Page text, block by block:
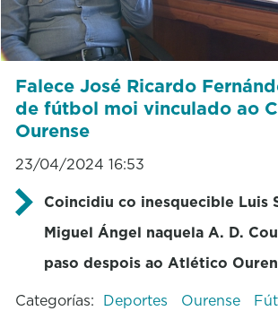
Falece José Ricardo
de fútbol moi vinculado ao
Ourense
23/04/2024 16:53
Coincidiu co inesquecible Luis
Miguel Ángel naquela A. D.
paso despois ao Atlético
Categorías: Deportes Ourense